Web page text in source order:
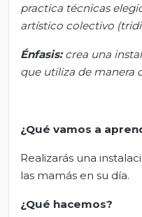
practica técnicas
artístico colectivo
Énfasis:crea una
que utiliza de manera
¿Qué vamos a
Realizarás una
las mamás en su día.
¿Qué hacemos?